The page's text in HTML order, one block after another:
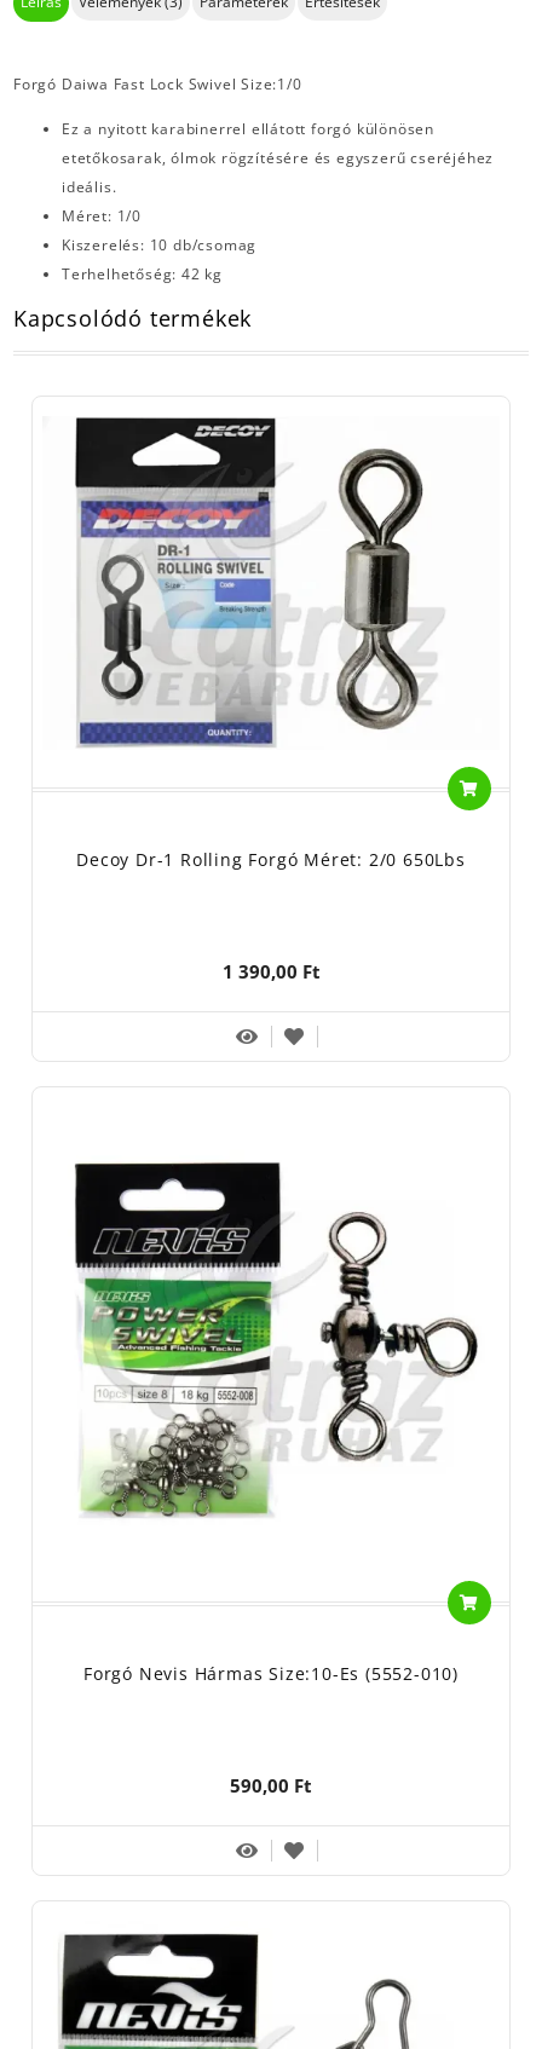
Forgó Daiwa Fast Lock Swivel Size:1/0
Ez a nyitott karabinerrel ellátott forgó különösen
etetőkosarak, ólmok rögzítésére és egyszerű cseréjéhez
ideális.
Méret: 1/0
Kiszerelés: 10 db/csomag
Terhelhetőség: 42 kg
Kapcsolódó termékek
Decoy Dr-1 Rolling Forgó Méret: 2/0 650Lbs
1 390,00 Ft
Forgó Nevis Hármas Size:10-Es (5552-010)
590,00 Ft